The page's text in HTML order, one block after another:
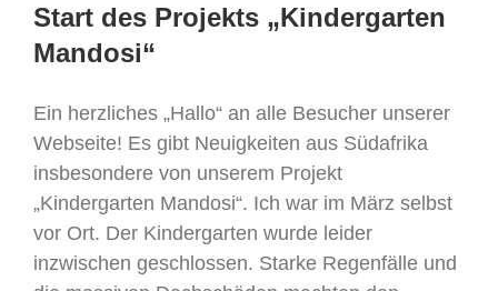
Start des Projekts „Kindergarten
Mandosi“
Ein herzliches „Hallo“ an alle Besucher unserer
Webseite! Es gibt Neuigkeiten aus Südafrika
insbesondere von unserem Projekt
„Kindergarten Mandosi“. Ich war im März selbst
vor Ort. Der Kindergarten wurde leider
inzwischen geschlossen. Starke Regenfälle und